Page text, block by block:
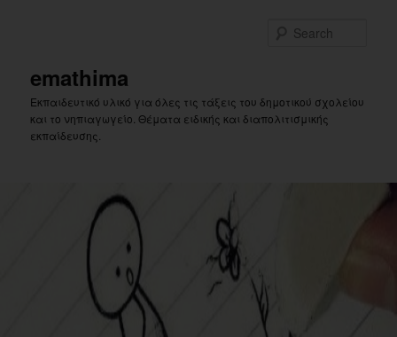
emathima
Εκπαιδευτικό υλικό για όλες τις τάξεις του δημοτικού σχολείου
και το νηπιαγωγείο. Θέματα ειδικής και διαπολιτισμικής
εκπαίδευσης.